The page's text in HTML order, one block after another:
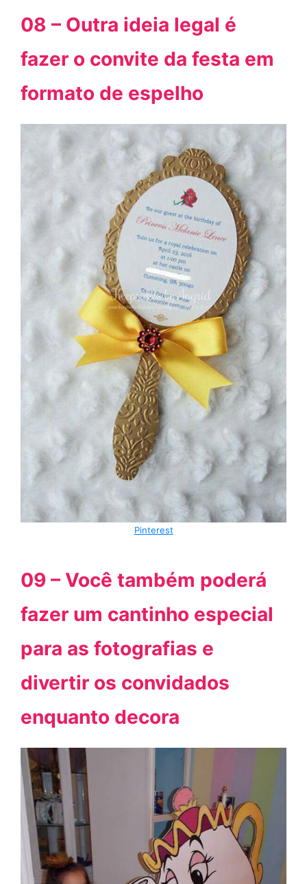
08 – Outra ideia legal é
fazer o convite da festa em
formato de espelho
Pinterest
09 – Você também poderá
fazer um cantinho especial
para as fotografias e
divertir os convidados
enquanto decora